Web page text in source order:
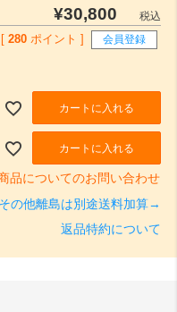
¥30,800
税込
280 ポイント ] 会員登録
カートに入れる
カートに入れる
品についてのお問い合わせ
の他離島は別途送料加算→
返品特約について